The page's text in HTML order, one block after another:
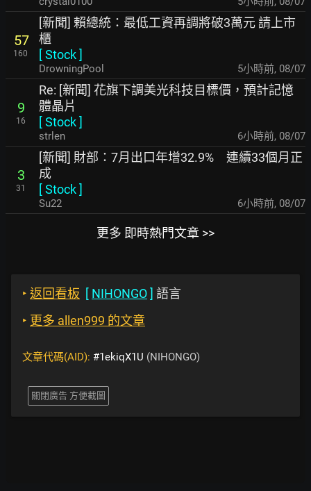
57
160
[新聞] 賴總統：最低工資再調將破3萬元 請上市
櫃
[Stock]
DrowningPool 5小時前, 08/07
9
16
Re: [新聞] 花旗下調美光科技目標價，預計記憶
體晶片
[Stock]
strlen 6小時前, 08/07
3
31
[新聞] 財部：7月出口年增32.9% 連續33個月正
成
[Stock]
Su22 6小時前, 08/07
更多 即時熱門文章 >>
‣ 返回看板 [ NIHONGO] 語言
‣ 更多 allen999 的文章
文章代碼(AID): #1ekiqX1U (NIHONGO)
關閉廣告 方便截圖